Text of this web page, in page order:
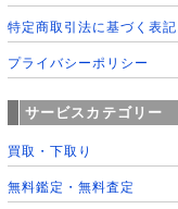
特定商取引法に基づく表記
プライバシーポリシー
サービスカテゴリー
買取・下取り
無料鑑定・無料査定